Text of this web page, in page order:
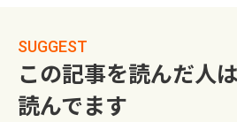
SUGGEST
この記事を読んだ人
読んでます